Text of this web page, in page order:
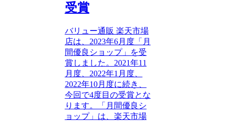
受賞
バリュー通販 楽天市場
店は、2023年6月度「月
間優良ショップ」を受
賞しました。2021年11
月度、2022年1月度、
2022年10月度に続き、
今回で4度目の受賞とな
ります。「月間優良シ
ョップ」は、楽天市場